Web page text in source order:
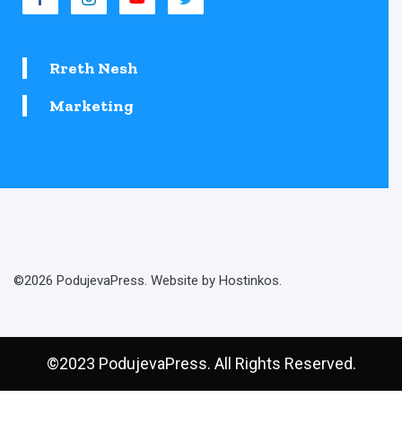
Rreth Nesh
Marketing
©2026 PodujevaPress. Website by Hostinkos.
©2023 PodujevaPress. All Rights Reserved.